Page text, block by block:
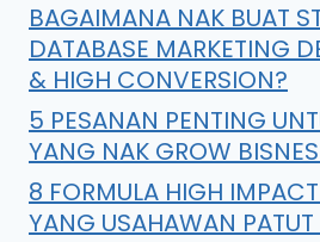
BAGAIMANA NAK BUAT
DATABASE MARKETING
& HIGH CONVERSION?
5 PESANAN PENTING
YANG NAK GROW
8 FORMULA HIGH
YANG USAHAWAN PATUT